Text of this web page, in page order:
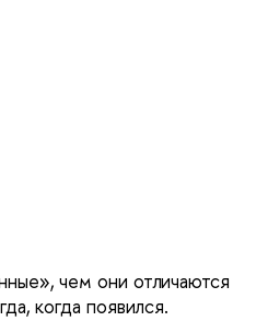
чем они отличаются
когда появился.